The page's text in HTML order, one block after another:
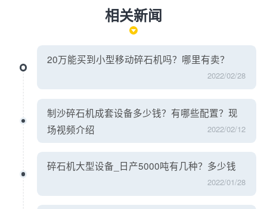
相关新闻
20万能买到小型移动碎石机吗？哪里有卖？
2022/02/28
制沙碎石机成套设备多少钱？有哪些配置？现
场视频介绍
2022/02/12
碎石机大型设备_日产5000吨有几种？多少钱
2022/01/28